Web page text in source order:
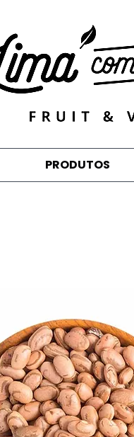
PRODUTOS